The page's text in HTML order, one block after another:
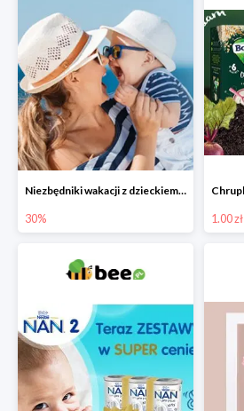
Niezbędniki wakacji z dzieckiem do -30%
30% 1.00 zł